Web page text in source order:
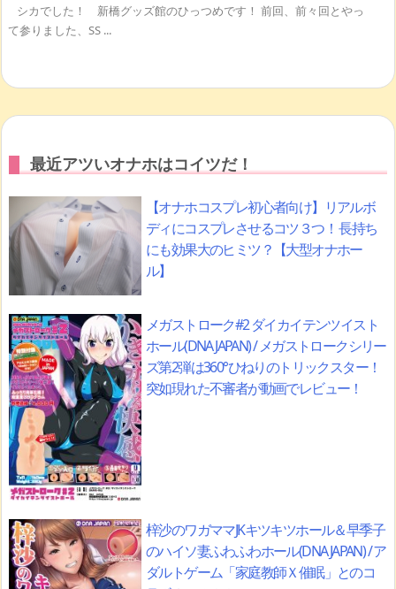
シカでした！ 新橋グッズ館のひっつめです！ 前回、前々回とやっ
て参りました、SS ...
最近アツいオナホはコイツだ！
【オナホコスプレ初心者向け】リアルボ
ディにコスプレさせるコツ３つ！ 長持ち
にも効果大のヒミツ？【大型オナホー
ル】
メガストローク#2 ダイカイテンツイスト
ホール(DNA JAPAN) / メガストロークシリー
ズ第2弾は360°ひねりのトリックスター！
突如現れた不審者が動画でレビュー！
梓沙のワガママJKキツキツホール＆早季子
のハイソ妻ふわふわホール(DNA JAPAN) / ア
ダルトゲーム「家庭教師Ｘ催眠」とのコ